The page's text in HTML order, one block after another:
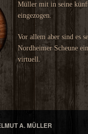
Müller mit in seine
eingezogen.
Vor allem aber sind es
Nordheimer Scheune
virtuell.
A. MÜLLER